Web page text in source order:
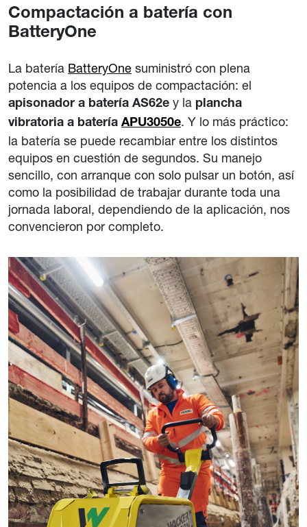
Compactación a batería con
BatteryOne
La batería BatteryOne suministró con plena
potencia a los equipos de compactación: el
apisonador a batería AS62e y la plancha
vibratoria a batería APU3050e. Y lo más práctico:
la batería se puede recambiar entre los distintos
equipos en cuestión de segundos. Su manejo
sencillo, con arranque con solo pulsar un botón, así
como la posibilidad de trabajar durante toda una
jornada laboral, dependiendo de la aplicación, nos
convencieron por completo.